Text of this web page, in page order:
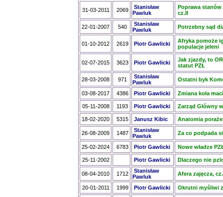
31-03-2011 2069
Stanisław
Pawluk
Poprawa
cz.II
22-01-2007 540
Stanisław
Pawluk
Potrzebny sąd
01-10-2012 2619 Piotr Gawlicki
Afryka pomoże
populacje jeleni
02-07-2015 3623 Piotr Gawlicki
Jak zjazdy, to
statut PZŁ
28-03-2008 971
Stanisław
Pawluk
Ostatni byk
03-08-2017 4386 Piotr Gawlicki Zmiana koła
05-11-2008 1193 Piotr Gawlicki Zarząd Główny
18-02-2020 5315 Janusz Kibic Anatomia
26-08-2009 1487
Stanisław
Pawluk
Za co podpada
25-02-2024 6783 Piotr Gawlicki Nowe władze
25-11-2002 Piotr Gawlicki Dlaczego nie
08-04-2010 1712
Stanisław
Pawluk
Afera zajęcza,
20-01-2011 1999 Piotr Gawlicki Okrutni myśliwi